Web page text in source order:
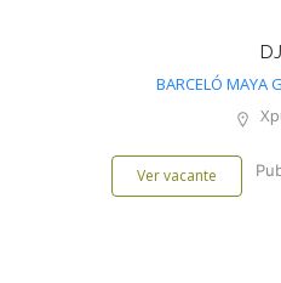
DJ
BARCELÓ MAYA
Ver vacante